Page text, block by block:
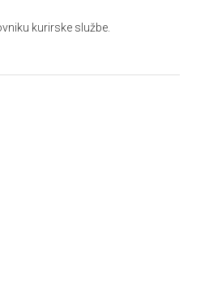
kurirske službe.